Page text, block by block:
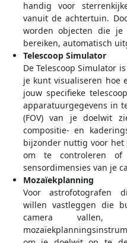
handig voor
vanuit de achtertuin.
worden objecten die
bereiken, automatisch
Telescoop Simulator
De Telescoop Simulator
je kunt visualiseren hoe
jouw specifieke
apparatuurgegevens in
(FOV) van je doelwit
compositie- en
bijzonder nuttig voor het
om te controleren
sensordimensies van je
Mozaïekplanning
Voor astrofotografen
willen vastleggen die
camera vallen,